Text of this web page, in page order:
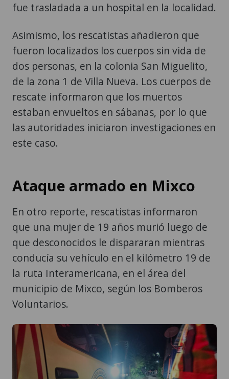
fue trasladada a un hospital en la localidad.
Asimismo, los rescatistas añadieron que
fueron localizados los cuerpos sin vida de
dos personas, en la colonia San Miguelito,
de la zona 1 de Villa Nueva. Los cuerpos de
rescate informaron que los muertos
estaban envueltos en sábanas, por lo que
las autoridades iniciaron investigaciones en
este caso.
Ataque armado en Mixco
En otro reporte, rescatistas informaron
que una mujer de 19 años murió luego de
que desconocidos le dispararan mientras
conducía su vehículo en el kilómetro 19 de
la ruta Interamericana, en el área del
municipio de Mixco, según los Bomberos
Voluntarios.